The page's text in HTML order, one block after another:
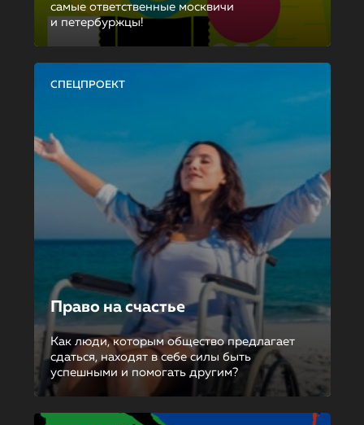
самые ответственные москвичи
и петербуржцы!
СПЕЦПРОЕКТ
Право на счастье
Как люди, которым общество предлагает
сдаться, находят в себе силы быть
успешными и помогать другим?